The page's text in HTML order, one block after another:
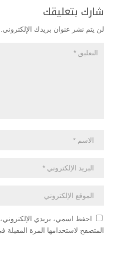
شارك بتعليقك
لن يتم نشر عنوان بريدك الإلكتروني.
احفظ اسمي، بريدي
المتصفح لاستخدامها المرة المقبلة